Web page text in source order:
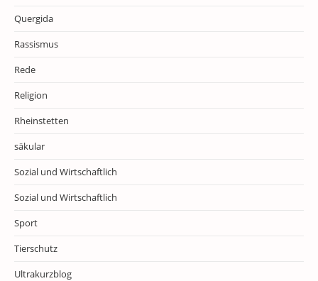
Quergida
Rassismus
Rede
Religion
Rheinstetten
säkular
Sozial und Wirtschaftlich
Sozial und Wirtschaftlich
Sport
Tierschutz
Ultrakurzblog